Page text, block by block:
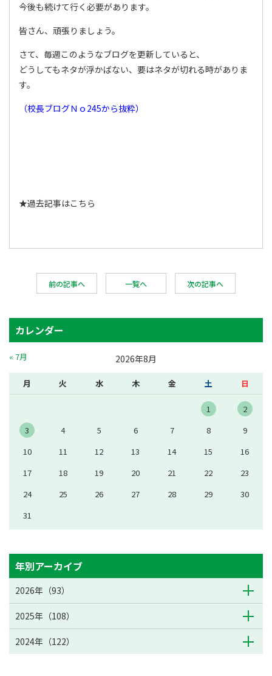
今後も続けて行く必要があります。
皆さん、頑張りましょう。
さて、毎週このようなブログを更新していると、
どうしてもネタが浮かばない、要はネタが切れる時がありま
す。
（校長ブログＮｏ245から抜粋）
★過去記事はこちら
前の記事へ 一覧へ 次の記事へ
カレンダー
2026年8月
月 火 水 木 金 土 日
1
2
3
4 5 6 7 8
9
10
11 12 13 14 15
16
17
18 19 20 21 22
23
24
25 26 27 28 29
30
31
« 7月
年別アーカイブ
2026年（93）
2025年（108）
2024年（122）